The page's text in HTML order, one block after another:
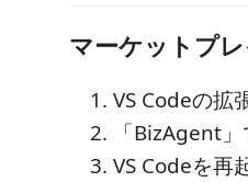
マーケットプ
VS Codeの拡
「BizAgent
VS Codeを再